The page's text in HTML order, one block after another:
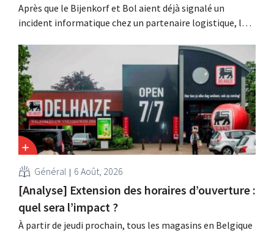
Après que le Bijenkorf et Bol aient déjà signalé un
incident informatique chez un partenaire logistique, la
clients d'une fuite de données. Les données financières,
les noms d'utilisateur et les mots de passe n'ont pas été
affectés.
Général 6 Août, 2026
[Analyse] Extension des horaires d’ouverture :
quel sera l’impact ?
À partir de jeudi prochain, tous les magasins en Belgique